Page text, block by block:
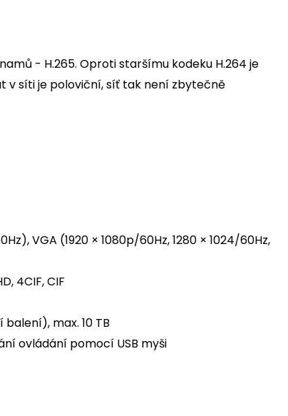
- H.265. Oproti staršímu kodeku H.264 je
v síti je poloviční, síť tak není zbytečně
VGA (1920 × 1080p/60Hz, 1280 × 1024/60Hz,
4CIF, CIF
max. 10 TB
ovládání pomocí USB myši